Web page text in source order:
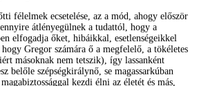
félelmek ecsetelése, az a mód, ahogy először
átlényegülnek a tudattól, hogy a
elfogadja őket, hibáikkal, esetlenségeikkel
Gregor számára ő a megfelelő, a tökéletes
másoknak nem tetszik), így lassanként
belőle szépségkirálynő, se magassarkúban
kezdi élni az életét és más,